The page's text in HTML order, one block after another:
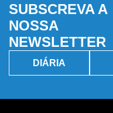
SUBSCREVA A
NOSSA
NEWSLETTER
DIÁRIA